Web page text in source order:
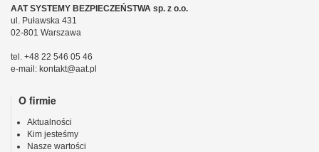
AAT SYSTEMY BEZPIECZEŃSTWA sp. z o.o.
ul. Puławska 431
02-801 Warszawa
tel. +48 22 546 05 46
e-mail: kontakt@aat.pl
O firmie
Aktualności
Kim jesteśmy
Nasze wartości